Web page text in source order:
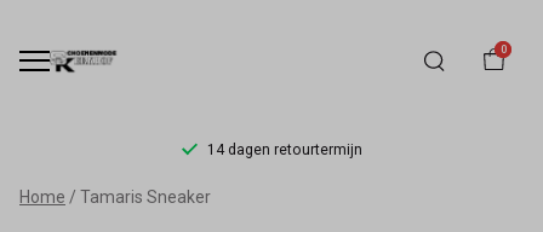
0
14 dagen retourtermijn
Tamaris
Home Tamaris Sneaker